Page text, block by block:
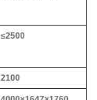
≤2500
2100